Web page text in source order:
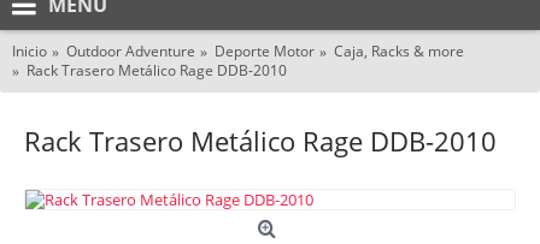
Inicio Outdoor Adventure Deporte Motor
Caja, Racks & more
Rack Trasero Metálico Rage DDB-2010
Rack Trasero Metálico Rage DDB-2010